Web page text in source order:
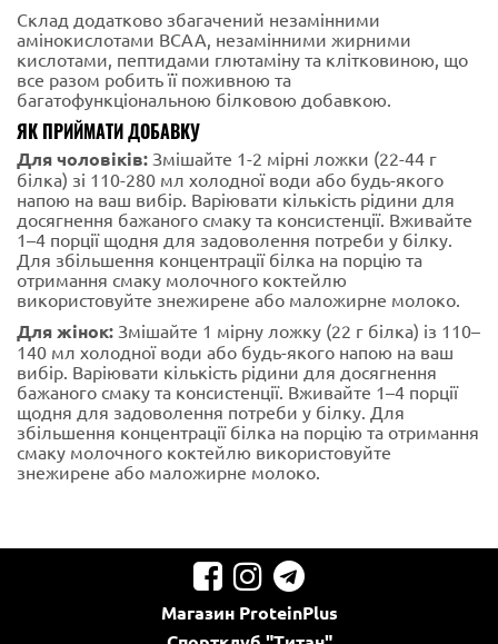
Склад додатково збагачений незамінними
амінокислотами BCAA, незамінними жирними
кислотами, пептидами глютаміну та клітковиною, що
все разом робить її поживною та
багатофункціональною білковою добавкою.
ЯК ПРИЙМАТИ ДОБАВКУ
Для чоловіків: Змішайте 1-2 мірні ложки (22-44 г
білка) зі 110-280 мл холодної води або будь-якого
напою на ваш вибір. Варіювати кількість рідини для
досягнення бажаного смаку та консистенції. Вживайте
1–4 порції щодня для задоволення потреби у білку.
Для збільшення концентрації білка на порцію та
отримання смаку молочного коктейлю
використовуйте знежирене або маложирне молоко.
Для жінок: Змішайте 1 мірну ложку (22 г білка) із 110–
140 мл холодної води або будь-якого напою на ваш
вибір. Варіювати кількість рідини для досягнення
бажаного смаку та консистенції. Вживайте 1–4 порції
щодня для задоволення потреби у білку. Для
збільшення концентрації білка на порцію та отримання
смаку молочного коктейлю використовуйте
знежирене або маложирне молоко.
МагазинProteinPlus